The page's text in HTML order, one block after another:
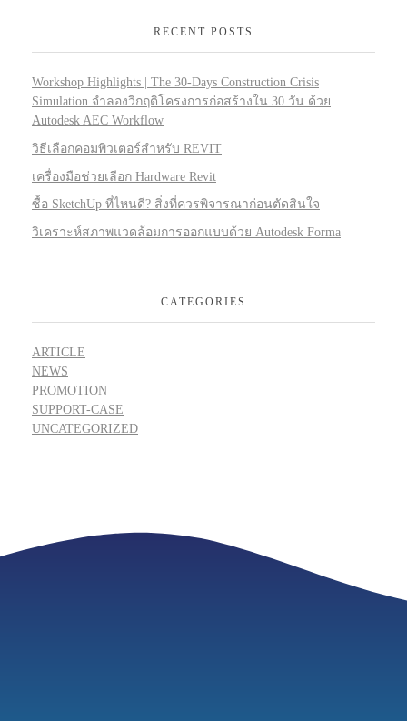
RECENT POSTS
Workshop Highlights | The 30-Days Construction Crisis
Simulation จำลองวิกฤติโครงการก่อสร้างใน 30 วัน ด้วย
Autodesk AEC Workflow
วิธีเลือกคอมพิวเตอร์สำหรับ REVIT
เครื่องมือช่วยเลือก Hardware Revit
ซื้อ SketchUp ที่ไหนดี? สิ่งที่ควรพิจารณาก่อนตัดสินใจ
วิเคราะห์สภาพแวดล้อมการออกแบบด้วย Autodesk Forma
CATEGORIES
ARTICLE
NEWS
PROMOTION
SUPPORT-CASE
UNCATEGORIZED